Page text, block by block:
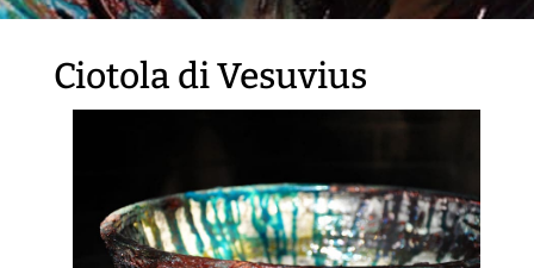
Ciotola di Vesuvius